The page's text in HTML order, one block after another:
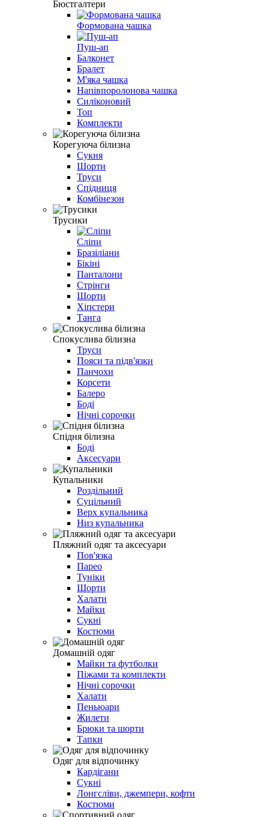
Бюстгалтери
Формована чашка
Пуш-ап
Балконет
Бралет
М'яка чашка
Напівпоролонова чашка
Силіконовий
Топ
Комплекти
Корегуюча білизна
Сукня
Шорти
Труси
Спідниця
Комбінезон
Трусики
Сліпи
Бразіліани
Бікіні
Панталони
Стрінги
Шорти
Хіпстери
Танга
Спокуслива білизна
Труси
Пояси та підв'язки
Панчохи
Корсети
Балеро
Боді
Нічні сорочки
Спідня білизна
Боді
Аксесуари
Купальники
Роздільний
Суцільний
Верх купальника
Низ купальника
Пляжний одяг та аксесуари
Пов'язка
Парео
Туніки
Шорти
Халати
Майки
Сукні
Костюми
Домашній одяг
Майки та футболки
Піжами та комплекти
Нічні сорочки
Халати
Пеньюари
Жилети
Брюки та шорти
Тапки
Одяг для відпочинку
Кардігани
Сукні
Лонгсліви, джемпери, кофти
Костюми